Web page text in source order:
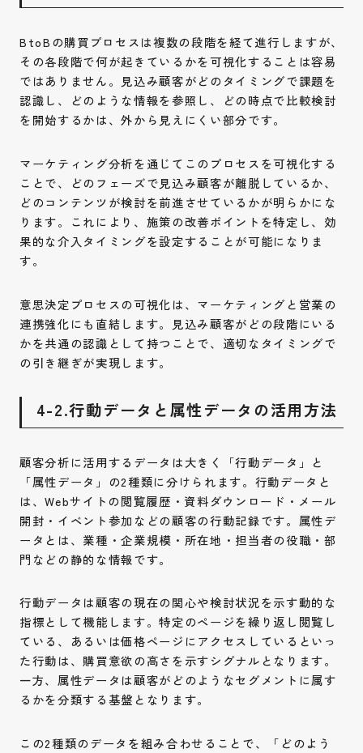
BtoBの購買プロセスは複数の段階を経て進行しますが、
その各段階で何が起きているかを可視化することは容易
ではありません。見込み顧客がどのタイミングで課題を
認識し、どのような情報を参照し、どの時点で比較検討
を開始するかは、外から見えにくい部分です。
マーケティング分析を通じてこのプロセスを可視化する
ことで、どのフェーズで見込み顧客が離脱しているか、
どのコンテンツが検討を前進させているかが明らかにな
ります。これにより、施策の改善ポイントを特定し、効
果的な介入タイミングを設定することが可能になりま
す。
意思決定プロセスの可視化は、マーケティングと営業の
連携強化にも直結します。見込み顧客がどの段階にいる
かを共通の認識として持つことで、適切なタイミングで
の引き継ぎが実現します。
4-2.行動データと属性データの活用方法
顧客分析に活用するデータは大きく「行動データ」と
「属性データ」の2種類に分けられます。行動データと
は、Webサイトの閲覧履歴・資料ダウンロード・メール
開封・イベント参加などの顧客の行動記録です。属性デ
ータとは、業種・企業規模・所在地・担当者の役職・部
門などの静的な情報です。
行動データは顧客の現在の関心や検討状況を示す動的な
指標として機能します。特定のページを繰り返し閲覧し
ている、あるいは価格ページにアクセスしているといっ
た行動は、購買意欲の高さを示すシグナルとなります。
一方、属性データは顧客がどのようなセグメントに属す
るかを分類する基盤となります。
この2種類のデータを組み合わせることで、「どのよう